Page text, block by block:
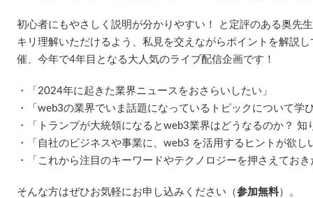
初心者にもやさしく説明が分かりやすい！ と定評のある奥先
キリ理解いただけるよう、私見を交えながらポイントを解説
催、今年で4年目となる大人気のライブ配信企画です！
・「2024年に起きた業界ニュースをおさらいしたい」
・「web3の業界でいま話題になっているトピックについて学
・「トランプが大統領になるとweb3業界はどうなるのか？ 知
・「自社のビジネスや事業に、web3 を活用するヒントが欲し
・「これから注目のキーワードやテクノロジーを押さえておき
そんな方はぜひお気軽にお申し込みください（参加無料）。